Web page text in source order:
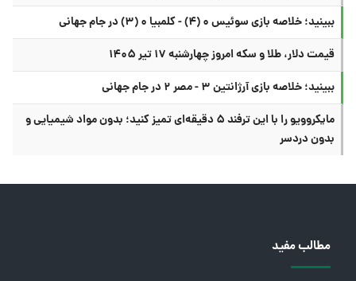
ببینید؛ خلاصه بازی سوئیس ۰ (۴) - کلمبیا ۰ (۳) در جام جهانی
قیمت دلار، طلا و سکه امروز چهارشنبه ۱۷ تیر ۱۴۰۵
ببینید؛ خلاصه بازی آرژانتین ۳ - مصر ۲ در جام جهانی
مایکروویو را با این ترفند ۵ دقیقه‌ای تمیز کنید؛ بدون مواد شیمیایی و
بدون دردسر
مطالب مفید